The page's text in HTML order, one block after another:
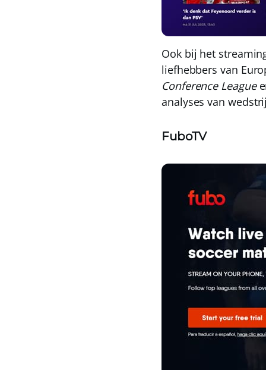
Ook bij het
liefhebbers van
Conference League
analyses van
FuboTV